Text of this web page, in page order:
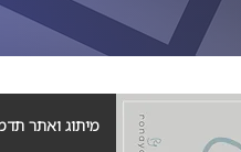
מיתוג ואתר